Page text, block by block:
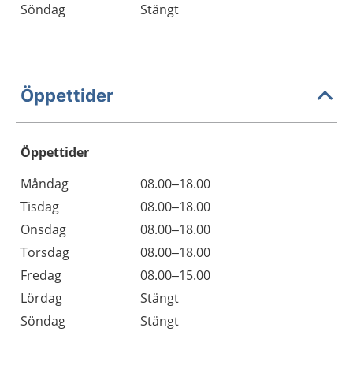
Söndag
Stängt
Öppettider
Öppettider
Dag
Öppettider
Kommentarer
Måndag
08.00–18.00
Tisdag
08.00–18.00
Onsdag
08.00–18.00
Torsdag
08.00–18.00
Fredag
08.00–15.00
Lördag
Stängt
Söndag
Stängt